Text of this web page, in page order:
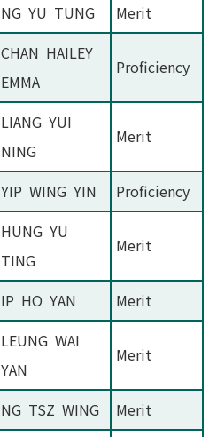
NG YU TUNG Merit
CHAN HAILEY
EMMA
Proficiency
LIANG YUI
NING
Merit
YIP WING YIN Proficiency
HUNG YU
TING
Merit
IP HO YAN Merit
LEUNG WAI
YAN
Merit
NG TSZ WING Merit